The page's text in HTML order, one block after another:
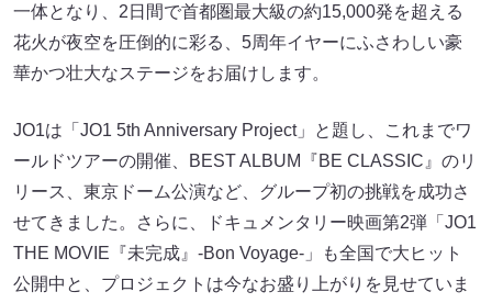
一体となり、2日間で首都圏最大級の約15,000発を超える
花火が夜空を圧倒的に彩る、5周年イヤーにふさわしい豪
華かつ壮大なステージをお届けします。
JO1は「JO1 5th Anniversary Project」と題し、これまでワ
ールドツアーの開催、BEST ALBUM『BE CLASSIC』のリ
リース、東京ドーム公演など、グループ初の挑戦を成功さ
せてきました。さらに、ドキュメンタリー映画第2弾「JO1
THE MOVIE『未完成』-Bon Voyage-」も全国で大ヒット
公開中と、プロジェクトは今なお盛り上がりを見せていま